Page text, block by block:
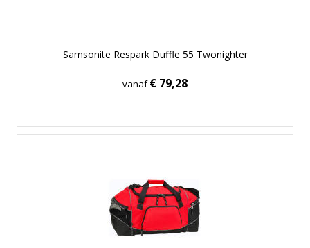
Samsonite Respark Duffle 55 Twonighter
vanaf€ 79,28